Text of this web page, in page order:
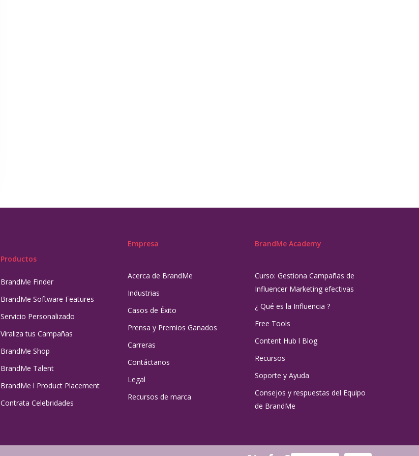
Productos
BrandMe Finder
BrandMe Software Features
Servicio Personalizado
Viraliza tus Campañas
BrandMe Shop
BrandMe Talent
BrandMe l Product Placement
Contrata Celebridades
Empresa
Acerca de BrandMe
Industrias
Casos de Éxito
Prensa y Premios Ganados
Carreras
Contáctanos
Legal
Recursos de marca
BrandMe Academy
Curso: Gestiona Campañas de
Influencer Marketing efectivas
¿ Qué es la Influencia ?
Free Tools
Content Hub l Blog
Recursos
Soporte y Ayuda
Consejos y respuestas del Equipo
de BrandMe